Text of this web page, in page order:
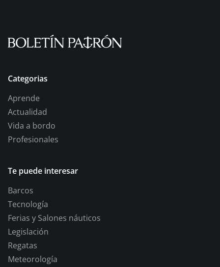
Categorias
Aprende
Actualidad
Vida a bordo
Profesionales
Te puede interesar
Barcos
Tecnología
Ferias y Salones náuticos
Legislación
Regatas
Meteorología